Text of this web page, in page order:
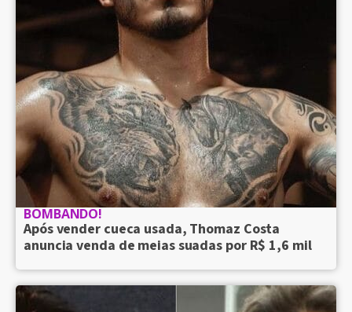
BOMBANDO!
Após vender cueca usada, Thomaz Costa
anuncia venda de meias suadas por R$ 1,6 mil